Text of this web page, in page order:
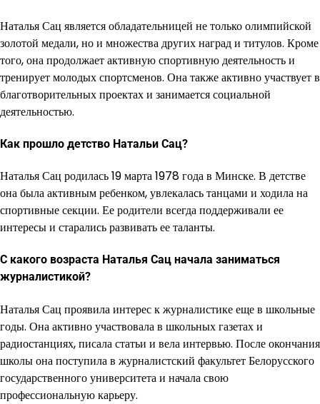
Наталья Сац является обладательницей не только олимпийской
золотой медали, но и множества других наград и титулов. Кроме
того, она продолжает активную спортивную деятельность и
тренирует молодых спортсменов. Она также активно участвует в
благотворительных проектах и занимается социальной
деятельностью.
Как прошло детство Натальи Сац?
Наталья Сац родилась 19 марта 1978 года в Минске. В детстве
она была активным ребенком, увлекалась танцами и ходила на
спортивные секции. Ее родители всегда поддерживали ее
интересы и старались развивать ее таланты.
С какого возраста Наталья Сац начала заниматься
журналистикой?
Наталья Сац проявила интерес к журналистике еще в школьные
годы. Она активно участвовала в школьных газетах и
радиостанциях, писала статьи и вела интервью. После окончания
школы она поступила в журналистский факультет Белорусского
государственного университета и начала свою
профессиональную карьеру.